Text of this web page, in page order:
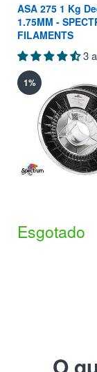
ASA 275 1 Kg
1.75MM -
FILAMENTS
3
1%
Esgotado
O